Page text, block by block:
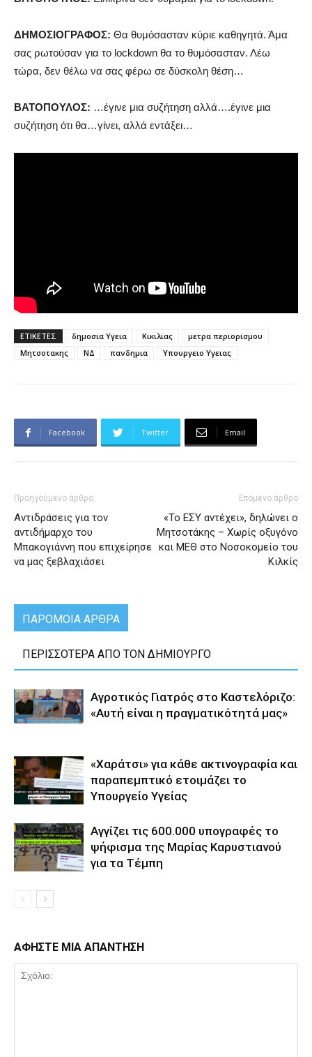
ΔΗΜΟΣΙΟΓΡΑΦΟΣ: Θα θυμόσασταν κύριε καθηγητά. Άμα
σας ρωτούσαν για το lockdown θα το θυμόσασταν. Λέω
τώρα, δεν θέλω να σας φέρω σε δύσκολη θέση…
ΒΑΤΟΠΟΥΛΟΣ: …έγινε μια συζήτηση αλλά….έγινε μια
συζήτηση ότι θα…γίνει, αλλά εντάξει…
ΕΤΙΚΕΤΕΣ δημοσια Υγεια Κικιλιας
μετρα περιορισμου
Μητσοτακης
ΝΔ πανδημια Υπουργειο Υγειας
Facebook Twitter Email
Προηγούμενο άρθρο
Αντιδράσεις για τον
αντιδήμαρχο του
Μπακογιάννη που επιχείρησε
να μας ξεβλαχιάσει
Επόμενο άρθρο
«Το ΕΣΥ αντέχει», δηλώνει ο
Μητσοτάκης – Χωρίς οξυγόνο
και ΜΕΘ στο Νοσοκομείο του
Κιλκίς
ΠΑΡΟΜΟΙΑ ΑΡΘΡΑ
ΠΕΡΙΣΣΟΤΕΡΑ ΑΠΟ ΤΟΝ ΔΗΜΙΟΥΡΓΟ
Αγροτικός Γιατρός στο Καστελόριζο:
«Αυτή είναι η πραγματικότητά μας»
«Χαράτσι» για κάθε ακτινογραφία και
παραπεμπτικό ετοιμάζει το
Υπουργείο Υγείας
Αγγίζει τις 600.000 υπογραφές το
ψήφισμα της Μαρίας Καρυστιανού
για τα Τέμπη
ΑΦΗΣΤΕ ΜΙΑ ΑΠΑΝΤΗΣΗ